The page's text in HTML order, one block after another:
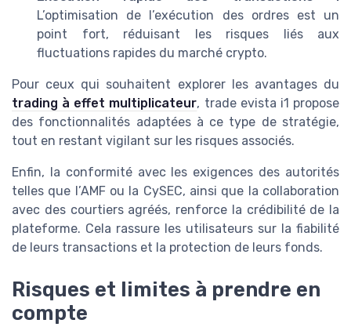
L’optimisation de l’exécution des ordres est un
point fort, réduisant les risques liés aux
fluctuations rapides du marché crypto.
Pour ceux qui souhaitent explorer les avantages du
trading à effet multiplicateur, trade evista i1 propose
des fonctionnalités adaptées à ce type de stratégie,
tout en restant vigilant sur les risques associés.
Enfin, la conformité avec les exigences des autorités
telles que l’AMF ou la CySEC, ainsi que la collaboration
avec des courtiers agréés, renforce la crédibilité de la
plateforme. Cela rassure les utilisateurs sur la fiabilité
de leurs transactions et la protection de leurs fonds.
Risques et limites à prendre en
compte